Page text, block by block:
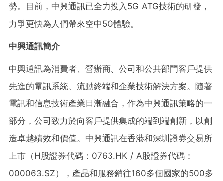
勢。目前，中興通訊已全力投入5G ATG技術的研發，
力爭更快為人們帶來空中5G體驗。
中興通訊簡介
中興通訊為消費者、營辦商、公司和公共部門客戶提供
先進的電訊系統、流動終端和企業技術解決方案。隨著
電訊和信息技術產業日漸融合，作為中興通訊策略的一
部分，公司致力於向客戶提供集成的端到端創新，以創
造卓越績效和價值。中興通訊在香港和深圳證券交易所
上市（H股證券代碼：0763.HK / A股證券代碼：
000063.SZ），產品和服務銷往160多個國家的500多